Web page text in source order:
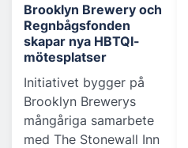
Brooklyn Brewery och
Regnbågsfonden
skapar nya HBTQI-
mötesplatser
Initiativet bygger på
Brooklyn Brewerys
mångåriga samarbete
med The Stonewall Inn